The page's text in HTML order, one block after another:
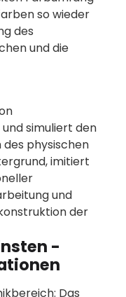
so wieder
des
und die
simuliert den
physischen
imitiert
und
der
-
Das